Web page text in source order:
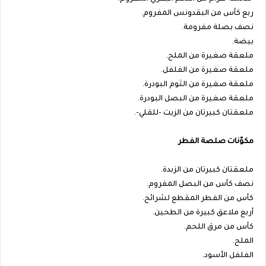
ربع كأس من البقدونس المفروم.
نصف بصلة مفرومة.
بيضة.
ملعقة صغيرة من الملح.
ملعقة صغيرة من الفلفل.
ملعقة صغيرة من الثوم البودرة.
ملعقة صغيرة من البصل البودرة.
ملعقتان كبيرتان من الزيت -للقلي-.
مكوّنات صلصة الفطر
ملعقتان كبيرتان من الزبدة.
نصف كأس من البصل المفروم.
كأس من الفطر المقطع لشرائح.
أربع ملاعق كبيرة من الطحين.
كأس من مرق اللحم.
الملح.
الفلفل الأسود.